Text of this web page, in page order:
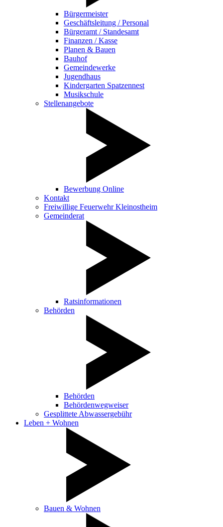
Bürgermeister
Geschäftsleitung / Personal
Bürgeramt / Standesamt
Finanzen / Kasse
Planen & Bauen
Bauhof
Gemeindewerke
Jugendhaus
Kindergarten Spatzennest
Musikschule
Stellenangebote
Bewerbung Online
Kontakt
Freiwillige Feuerwehr Kleinostheim
Gemeinderat
Ratsinformationen
Behörden
Behörden
Behördenwegweiser
Gesplittete Abwassergebühr
Leben + Wohnen
Bauen & Wohnen